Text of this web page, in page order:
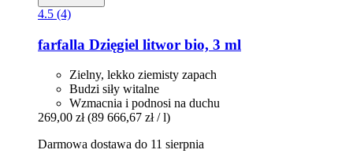
4.5 (4)
farfalla Dzięgiel litwor bio, 3 ml
Zielny, lekko ziemisty zapach
Budzi siły witalne
Wzmacnia i podnosi na duchu
269,00 zł (89 666,67 zł / l)
Darmowa dostawa do 11 sierpnia